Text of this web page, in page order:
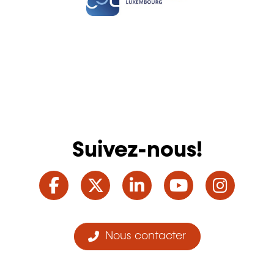
Suivez-nous!
Facebook
TwitterLinkedInYouTube
Nous contacter